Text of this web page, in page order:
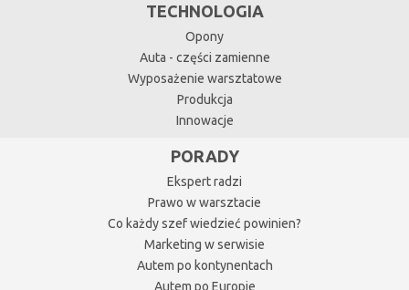
TECHNOLOGIA
Opony
Auta - części zamienne
Wyposażenie warsztatowe
Produkcja
Innowacje
PORADY
Ekspert radzi
Prawo w warsztacie
Co każdy szef wiedzieć powinien?
Marketing w serwisie
Autem po kontynentach
Autem po Europie